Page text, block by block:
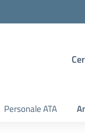
Personale ATA